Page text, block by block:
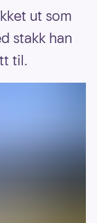
ut som
stakk han
til.